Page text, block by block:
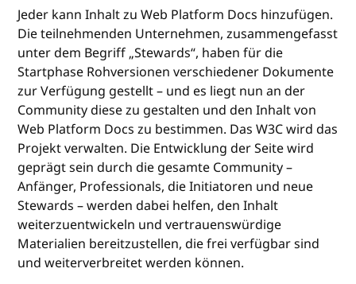
Jeder kann Inhalt zu Web Platform Docs hinzufügen.
Die teilnehmenden Unternehmen, zusammengefasst
unter dem Begriff „Stewards“, haben für die
Startphase Rohversionen verschiedener Dokumente
zur Verfügung gestellt – und es liegt nun an der
Community diese zu gestalten und den Inhalt von
Web Platform Docs zu bestimmen. Das W3C wird das
Projekt verwalten. Die Entwicklung der Seite wird
geprägt sein durch die gesamte Community –
Anfänger, Professionals, die Initiatoren und neue
Stewards – werden dabei helfen, den Inhalt
weiterzuentwickeln und vertrauenswürdige
Materialien bereitzustellen, die frei verfügbar sind
und weiterverbreitet werden können.